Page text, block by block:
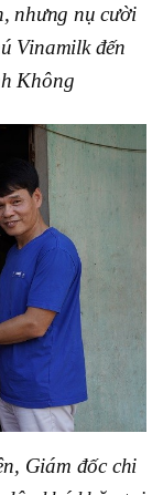
nhưng nụ cười
Vinamilk đến
Không
Giám đốc chi